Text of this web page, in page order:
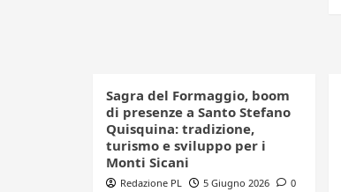
Sagra del Formaggio, boom
di presenze a Santo Stefano
Quisquina: tradizione,
turismo e sviluppo per i
Monti Sicani
Redazione PL 5 Giugno 2026 0